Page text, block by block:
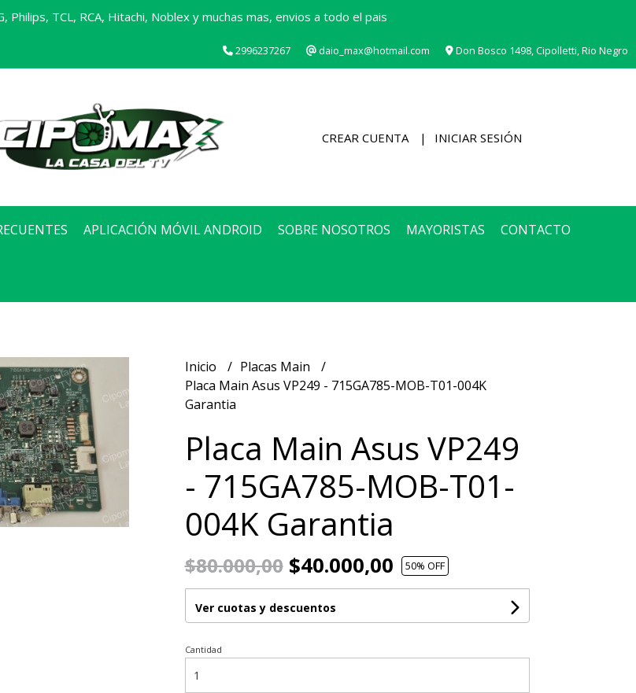
Philips, TCL, RCA, Hitachi, Noblex y muchas mas, envios a todo el pais
2996237267 daio_max@hotmail.com Don Bosco 1498, Cipolletti, Rio Negro
CREAR CUENTA INICIAR SESIÓN
APLICACIÓN MÓVIL ANDROID SOBRE NOSOTROS MAYORISTAS CONTACTO
Inicio
Placas Main
Placa Main Asus VP249 - 715GA785-MOB-T01-004K
Garantia
Placa Main Asus VP249
- 715GA785-MOB-T01-
004K Garantia
$80.000,00$40.000,00 50% OFF
Ver cuotas y descuentos
Cantidad